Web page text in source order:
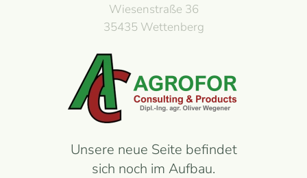
Wiesenstraße 36
35435 Wettenberg
Unsere neue Seite befindet
sich noch im Aufbau.